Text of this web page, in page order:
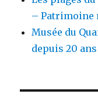
– Patrimoine
Musée du
depuis 20 ans